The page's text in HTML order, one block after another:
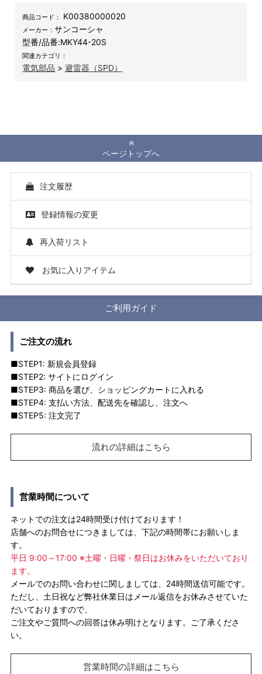
商品コード： K00380000020
メーカー：サンコーシャ
型番/品番:MKY44-20S
関連カテゴリ：
電気部品 >避雷器（SPD）
ページトップへ
注文履歴
登録情報の変更
再入荷リスト
お気に入りアイテム
ご利用ガイド
ご注文の流れ
■STEP1: 新規会員登録
■STEP2: サイトにログイン
■STEP3: 商品を選び、ショッピングカートに入れる
■STEP4: 支払い方法、配送先を確認し、注文へ
■STEP5: 注文完了
流れの詳細はこちら
営業時間について
ネットでの注文は24時間受け付けております！
店舗へのお問合せにつきましては、下記の時間帯にお願いしま
す。
平日 9:00～17:00 ※土曜・日曜・祭日はお休みをいただいており
ます。
メールでのお問い合わせに関しましては、24時間送信可能です。
ただし、土日祝など弊社休業日はメール返信をお休みさせていた
だいておりますので、
ご注文やご質問への回答は休み明けとなります。ご了承くださ
い。
営業時間の詳細はこちら